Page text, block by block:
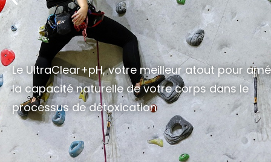
Le UltraClear+pH, votre meilleur atout pour
la capacité naturelle de votre corps dans le
processus de détoxication